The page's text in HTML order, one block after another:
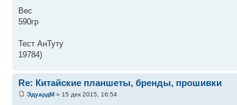
Вес
590гр
Тест АнТуту
19784)
Re: Китайские планшеты, бренды, прошивки
ЭдуардМ » 15 дек 2015, 16:54